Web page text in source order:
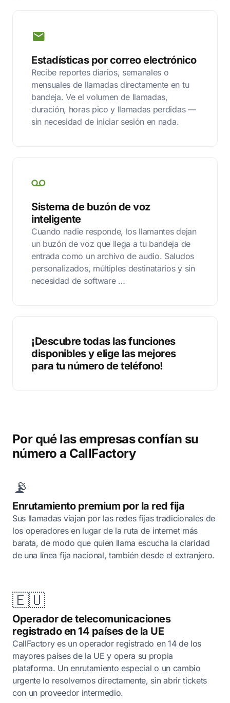
Estadísticas por correo electrónico
Recibe reportes diarios, semanales o
mensuales de llamadas directamente en tu
bandeja. Ve el volumen de llamadas,
duración, horas pico y llamadas perdidas —
sin necesidad de iniciar sesión en nada.
Sistema de buzón de voz
inteligente
Cuando nadie responde, los llamantes dejan
un buzón de voz que llega a tu bandeja de
entrada como un archivo de audio. Saludos
personalizados, múltiples destinatarios y sin
necesidad de software …
¡Descubre todas las funciones
disponibles y elige las mejores
para tu número de teléfono!
Por qué las empresas confían su
número a CallFactory
📡
Enrutamiento premium por la red fija
Sus llamadas viajan por las redes fijas tradicionales de
los operadores en lugar de la ruta de internet más
barata, de modo que quien llama escucha la claridad
de una línea fija nacional, también desde el extranjero.
🇪🇺
Operador de telecomunicaciones
registrado en 14 países de la UE
CallFactory es un operador registrado en 14 de los
mayores países de la UE y opera su propia
plataforma. Un enrutamiento especial o un cambio
urgente lo resolvemos directamente, sin abrir tickets
con un proveedor intermedio.